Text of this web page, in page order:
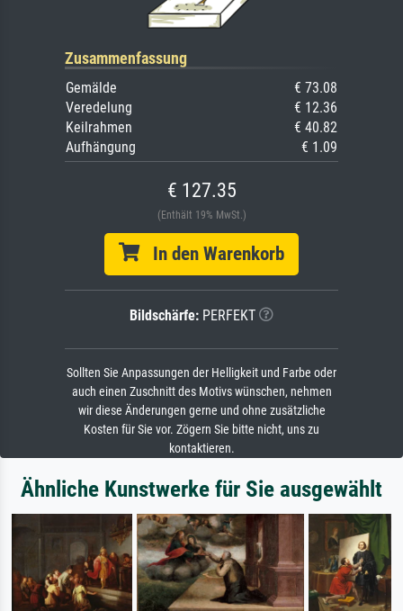
Zusammenfassung
Gemälde
€ 73.08
Veredelung
€ 12.36
Keilrahmen
€ 40.82
Aufhängung
€ 1.09
€ 127.35
(Enthält 19% MwSt.)
In den Warenkorb
Bildschärfe: PERFEKT
Sollten Sie Anpassungen der Helligkeit und Farbe oder
auch einen Zuschnitt des Motivs wünschen, nehmen
wir diese Änderungen gerne und ohne zusätzliche
Kosten für Sie vor. Zögern Sie bitte nicht, uns zu
kontaktieren.
Ähnliche Kunstwerke für Sie ausgewählt